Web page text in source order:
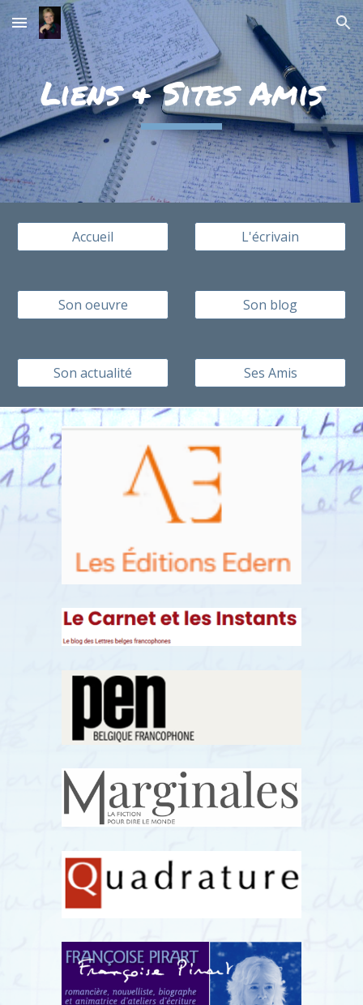
Skip to main content Skip to navigation
Liens & Sites Amis
Accueil L'écrivain
Son oeuvre Son blog
Son actualité Ses Amis